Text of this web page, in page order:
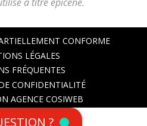
CONFORME
LÉGALES
FRÉQUENTES
CONFIDENTIALITÉ
AGENCE COSIWEB
?